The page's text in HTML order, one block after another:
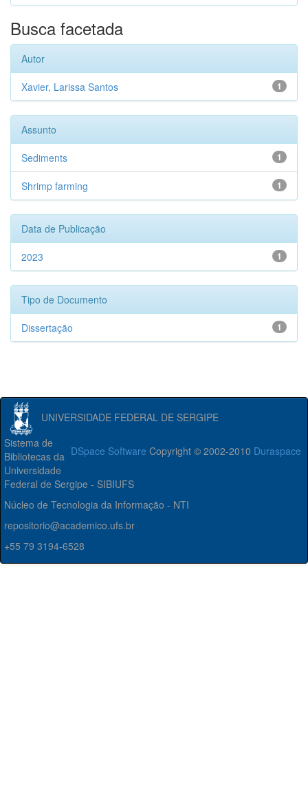
Busca facetada
Autor
1
Xavier, Larissa Santos
Assunto
1
Sediments
1
Shrimp farming
Data de Publicação
1
2023
Tipo de Documento
1
Dissertação
UNIVERSIDADE FEDERAL DE SERGIPE
DSpace Software Copyright © 2002-2010 Duraspace
Sistema de
Bibliotecas da
Universidade
Federal de Sergipe - SIBIUFS
Núcleo de Tecnologia da Informação - NTI
repositorio@academico.ufs.br
+55 79 3194-6528